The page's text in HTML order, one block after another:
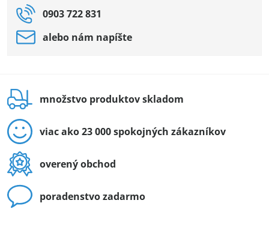
0903 722 831
alebo nám napíšte
množstvo produktov skladom
viac ako 23 000 spokojných zákazníkov
overený obchod
poradenstvo zadarmo